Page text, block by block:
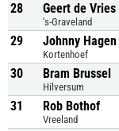
28 Geert de Vries
's-Graveland
29 Johnny Hagen
Kortenhoef
30 Bram Brussel
Hilversum
31 Rob Bothof
Vreeland